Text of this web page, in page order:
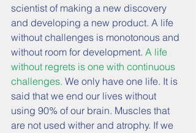
scientist of making a new discovery
and developing a new product. A life
without challenges is monotonous and
without room for development. A life
without regrets is one with continuous
challenges. We only have one life. It is
said that we end our lives without
using 90% of our brain. Muscles that
are not used wither and atrophy. If we